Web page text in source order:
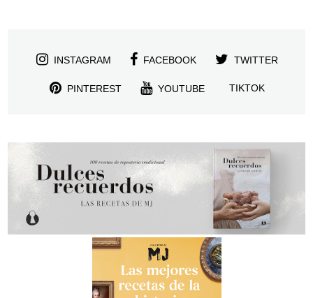
INSTAGRAM FACEBOOK TWITTER
PINTEREST YOUTUBE TIKTOK